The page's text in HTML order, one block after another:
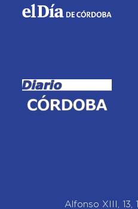
Alfonso XIII, 13,